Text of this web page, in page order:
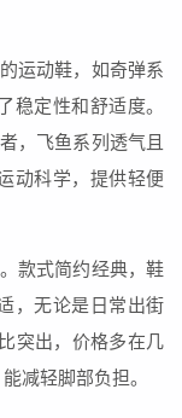
运动鞋，如奇弹系
稳定性和舒适度。
，飞鱼系列透气且
动科学，提供轻便
款式简约经典，鞋
，无论是日常出街
突出，价格多在几
减轻脚部负担。